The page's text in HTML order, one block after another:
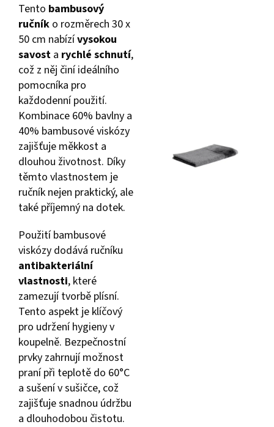
Tento bambusový
ručník o rozměrech 30 x
50 cm nabízívysokou
savost a rychlé schnutí,
což z něj činí ideálního
pomocníka pro
každodenní použití.
Kombinace 60% bavlny a
40% bambusové viskózy
zajišťuje měkkost a
dlouhou životnost. Díky
těmto vlastnostem je
ručník nejen praktický, ale
také příjemný na dotek.
Použití bambusové
viskózy dodává ručníku
antibakteriální
vlastnosti, které
zamezují tvorbě plísní.
Tento aspekt je klíčový
pro udržení hygieny v
koupelně. Bezpečnostní
prvky zahrnují možnost
praní při teplotě do 60°C
a sušení v sušičce, což
zajišťuje snadnou údržbu
a dlouhodobou čistotu.